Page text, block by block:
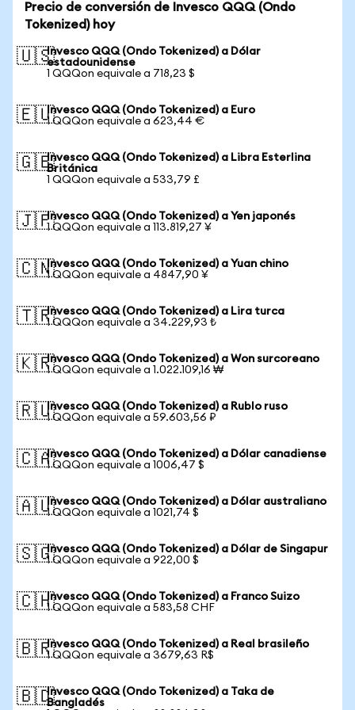
Precio de conversión de Invesco QQQ (Ondo
Tokenized) hoy
🇺🇸Invesco QQQ (Ondo Tokenized) a Dólar
estadounidense
1 QQQon equivale a 718,23 $
🇪🇺Invesco QQQ (Ondo Tokenized) a Euro
1 QQQon equivale a 623,44 €
🇬🇧Invesco QQQ (Ondo Tokenized) a Libra Esterlina
Británica
1 QQQon equivale a 533,79 £
🇯🇵Invesco QQQ (Ondo Tokenized) a Yen japonés
1 QQQon equivale a 113.819,27 ¥
🇨🇳Invesco QQQ (Ondo Tokenized) a Yuan chino
1 QQQon equivale a 4847,90 ¥
🇹🇷Invesco QQQ (Ondo Tokenized) a Lira turca
1 QQQon equivale a 34.229,93 ₺
🇰🇷Invesco QQQ (Ondo Tokenized) a Won surcoreano
1 QQQon equivale a 1.022.109,16 ₩
🇷🇺Invesco QQQ (Ondo Tokenized) a Rublo ruso
1 QQQon equivale a 59.603,56 ₽
🇨🇦Invesco QQQ (Ondo Tokenized) a Dólar canadiense
1 QQQon equivale a 1006,47 $
🇦🇺Invesco QQQ (Ondo Tokenized) a Dólar australiano
1 QQQon equivale a 1021,74 $
🇸🇬Invesco QQQ (Ondo Tokenized) a Dólar de Singapur
1 QQQon equivale a 922,00 $
🇨🇭Invesco QQQ (Ondo Tokenized) a Franco Suizo
1 QQQon equivale a 583,58 CHF
🇧🇷Invesco QQQ (Ondo Tokenized) a Real brasileño
1 QQQon equivale a 3679,63 R$
🇧🇩Invesco QQQ (Ondo Tokenized) a Taka de
Bangladés